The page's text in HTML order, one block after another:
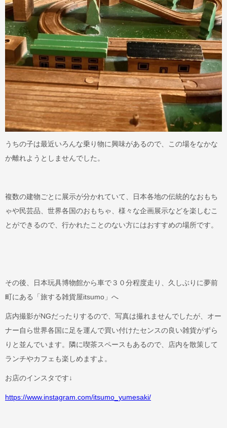
うちの子は最近いろんな乗り物に興味があるので、この場をなかな
か離れようとしませんでした。
複数の建物ごとに展示が分かれていて、日本各地の伝統的なおもち
ゃや民芸品、世界各国のおもちゃ、様々な企画展示などを楽しむこ
とができるので、行かれたことのない方にはおすすめの場所です。
その後、日本玩具博物館から車で３０分程度走り、久しぶりに夢前
町にある「旅する雑貨屋itsumo」へ
店内撮影がNGだったりするので、写真は撮れませんでしたが、オー
ナー自ら世界各国に足を運んで買い付けたセンスの良い雑貨がずら
りと並んでいます。隣に喫茶スペースもあるので、店内を散策して
ランチやカフェも楽しめますよ。
お店のインスタです↓
https://www.instagram.com/itsumo_yumesaki/